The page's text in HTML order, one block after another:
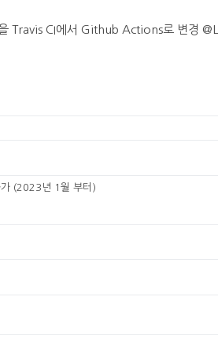
Travis CI에서 Github Actions로 변경
(2023년 1월 부터)